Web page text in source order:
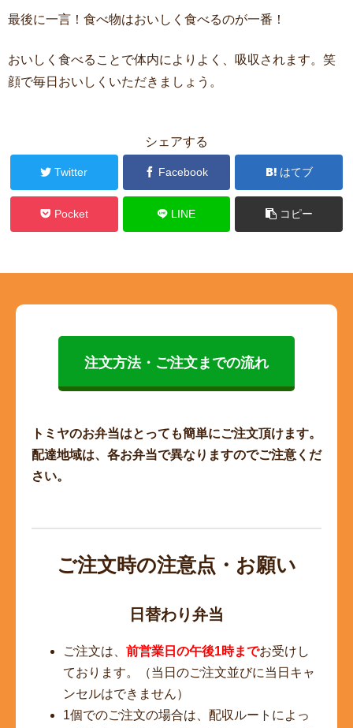
最後に一言！食べ物はおいしく食べるのが一番！
おいしく食べることで体内によりよく、吸収されます。笑
顔で毎日おいしくいただきましょう。
シェアする
Twitter Facebook はてブ
Pocket LINE コピー
注文方法・ご注文までの流れ
トミヤのお弁当はとっても簡単にご注文頂けます。
配達地域は、各お弁当で異なりますのでご注意くだ
さい。
ご注文時の注意点・お願い
日替わり弁当
ご注文は、 前営業日の午後1時までお受けし
ております。（当日のご注文並びに当日キャ
ンセルはできません）
1個でのご注文の場合は、配収ルートによっ